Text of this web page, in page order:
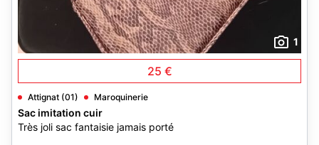
1
25 €
Attignat (01) Maroquinerie
Sac imitation cuir
Très joli sac fantaisie jamais porté